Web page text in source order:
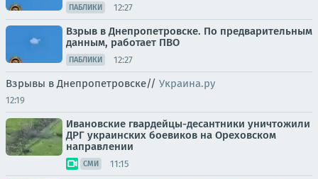
ПАБЛИКИ 12:27
Взрыв в Днепропетровске. По предварительным
данным, работает ПВО
ПАБЛИКИ 12:27
Взрывы в Днепропетровске// Украина.ру
12:19
Ивановские гвардейцы-десантники уничтожили
ДРГ украинских боевиков на Ореховском
направлении
СМИ 11:15